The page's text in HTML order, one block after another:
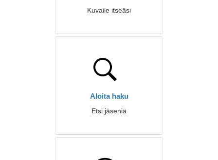
Kuvaile itseäsi
Aloita haku
Etsi jäseniä